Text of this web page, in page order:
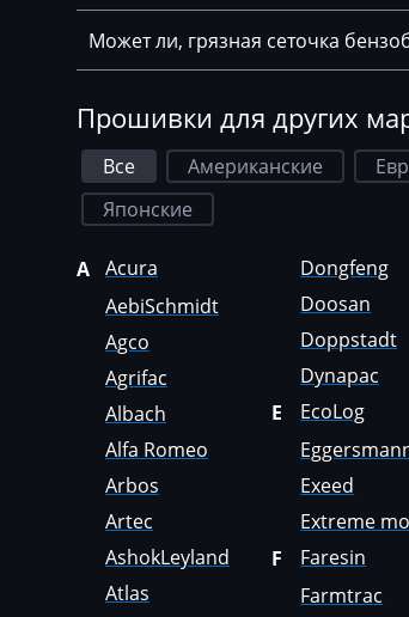
Derways
Dewulf
Dieci
Dodge
Dongfeng
Doosan
Doppstadt
Dynapac
EcoLog
Eggersmann
Exeed
Extreme moto
Может ли, грязная сеточка
Прошивки для других
Все Американские
Японские
A Acura
AebiSchmidt
Agco
Agrifac
Albach
Alfa Romeo
Arbos
Artec
AshokLeyland
Atlas
Dongfeng
Doosan
Doppstadt
Dynapac
E
EcoLog
Exeed
Extreme
F
Faresin
Farmtrac